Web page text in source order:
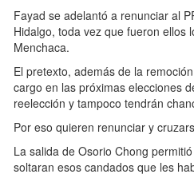
Fayad se adelantó a renunciar al
Hidalgo, toda vez que fueron ellos
Menchaca.
El pretexto, además de la
cargo en las próximas elecciones
reelección y tampoco tendrán
Por eso quieren renunciar y
La salida de Osorio Chong
soltaran esos candados que les